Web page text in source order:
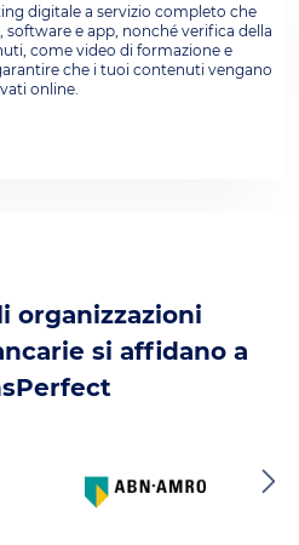
digitale a servizio completo che
software e app, nonché verifica della
come video di formazione e
che i tuoi contenuti vengano
online.
organizzazioni
si affidano a